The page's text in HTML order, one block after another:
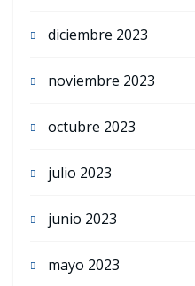
diciembre 2023
noviembre 2023
octubre 2023
julio 2023
junio 2023
mayo 2023